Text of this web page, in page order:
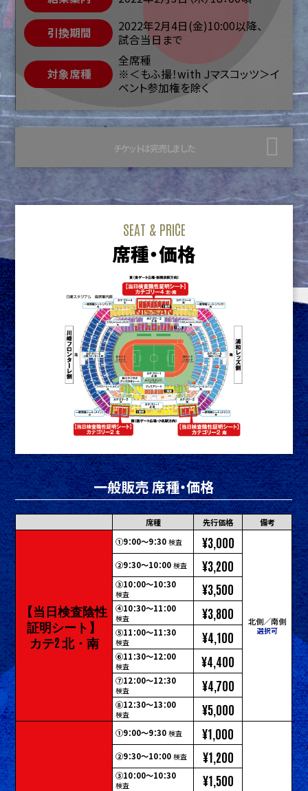
引換期間
2022年2月4日(金)10:00以降、
試合当日まで
対象席種
全席種
※＜もふ撮！with Ｊマスコッツ＞イ
ベント参加権を除く
チケットは完売しました
SEAT & PRICE
席種・価格
一般販売 席種・価格
席種 先行価格 備考
【当日検査陰性
証明シート】
カテ2 北・南
①9：00～9：30 検査 ¥3,000
北側／南側
選択可
②9：30～10：00 検査 ¥3,200
③10：00～10：30
検査 ¥3,500
④10：30～11：00
検査 ¥3,800
⑤11：00～11：30
検査 ¥4,100
⑥11：30～12：00
検査 ¥4,400
⑦12：00～12：30
検査 ¥4,700
⑧12：30～13：00
検査 ¥5,000
①9：00～9：30 検査 ¥1,000
②9：30～10：00 検査 ¥1,200
③10：00～10：30
検査 ¥1,500